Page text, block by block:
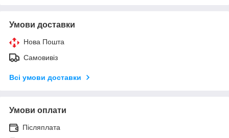
Умови доставки
Нова Пошта
Самовивіз
Всі умови доставки
Умови оплати
Післяплата